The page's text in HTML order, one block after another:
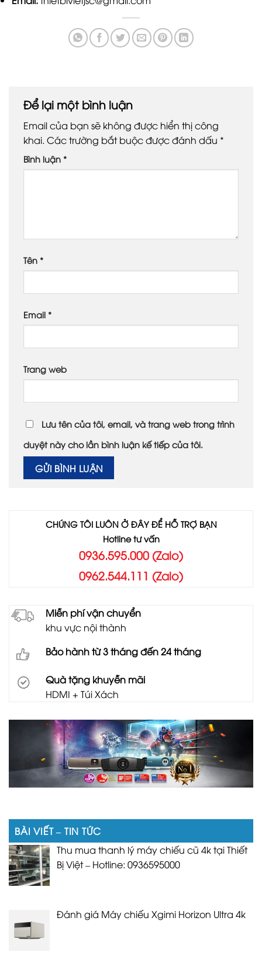
CHÚNG TÔI LUÔN Ở ĐÂY ĐỂ HỖ TRỢ BẠN
Hotline tư vấn
0936.595.000 (Zalo)
0962.544.111 (Zalo)
Miễn phí vận chuyển
khu vực nội thành
Bảo hành từ 3 tháng đến 24 tháng
Quà tặng khuyễn mãi
HDMI + Túi Xách
BÀI VIẾT – TIN TỨC
Thu mua thanh lý máy chiếu cũ 4k tại Thiết
Bị Việt – Hotline: 0936595000
Đánh giá Máy chiếu Xgimi Horizon Ultra 4k
Để lại một bình luận
Email của bạn sẽ không được hiển thị công
khai. Các trường bắt buộc được đánh dấu *
Bình luận *
Tên *
Email *
Trang web
Lưu tên của tôi, email, và trang web trong trình
duyệt này cho lần bình luận kế tiếp của tôi.